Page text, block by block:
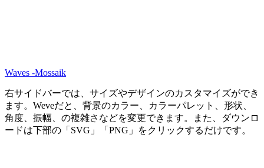
Waves -Mossaik
右サイドバーでは、サイズやデザインのカスタマイズができ
ます。Weveだと、背景のカラー、カラーパレット、形状、
角度、振幅、の複雑さなどを変更できます。また、ダウンロ
ードは下部の「SVG」「PNG」をクリックするだけです。